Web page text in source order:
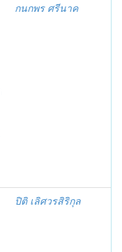
กนกพร ศรีนาค
ปิติ เลิศวรสิริกุล